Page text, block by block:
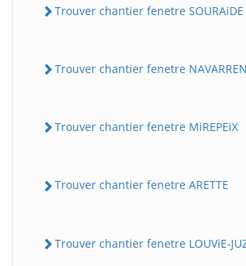
Trouver chantier fenetre SOURAiDE
Trouver chantier fenetre
Trouver chantier fenetre MiREPEiX
Trouver chantier fenetre ARETTE
Trouver chantier fenetre LOUViE-